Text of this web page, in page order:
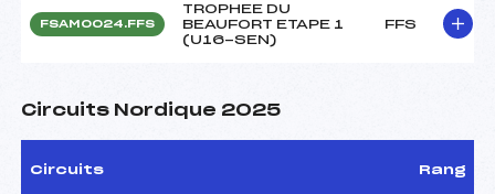
FSAM0024.FFS
TROPHEE DU
BEAUFORT ETAPE 1
(U16-SEN)
FFS
Circuits Nordique 2025
Circuits Rang